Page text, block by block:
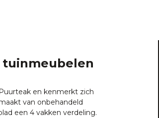
tuinmeubelen
en kenmerkt zich
van onbehandeld
een 4 vakken verdeling.